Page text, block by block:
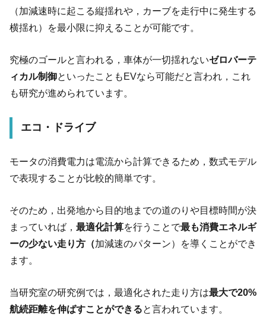
（加減速時に起こる縦揺れや，カーブを走行中に発生する
横揺れ）を最小限に抑えることが可能です。
究極のゴールと言われる，車体が一切揺れないゼロバーテ
ィカル制御といったこともEVなら可能だと言われ，これ
も研究が進められています。
エコ・ドライブ
モータの消費電力は電流から計算できるため，数式モデル
で表現することが比較的簡単です。
そのため，出発地から目的地までの道のりや目標時間が決
まっていれば， 最適化計算を行うことで最も消費エネルギ
ーの少ない走り方（加減速のパターン）を導くことができ
ます。
当研究室の研究例では，最適化された走り方は最大で20%
航続距離を伸ばすことができると言われています。